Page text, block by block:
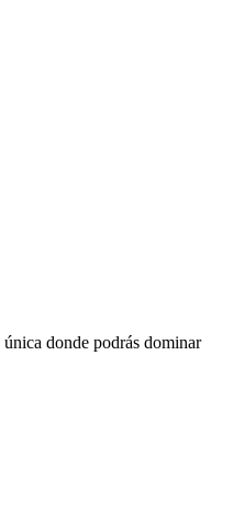
donde podrás dominar